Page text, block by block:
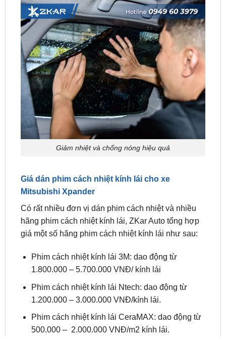
Giảm nhiệt và chống nóng hiệu quả
Giá dán phim cách nhiệt kính lái cho xe
Có rất nhiều đơn vị dán phim cách nhiệt và nhiều
hãng phim cách nhiệt kính lái, ZKar Auto tổng hợp
giá một số hãng phim cách nhiệt kính lái như sau:
Phim cách nhiệt kính lái 3M: dao động từ
Phim cách nhiệt kính lái Ntech: dao động từ
1.200.000 – 3.000.000 VNĐ/kính lái.
Phim cách nhiệt kính lái CeraMAX: dao động từ
500.000 – 2.000.000 VNĐ/m2 kính lái.
Để được chuyên viên Kỹ thuật tư vấn và báo giá